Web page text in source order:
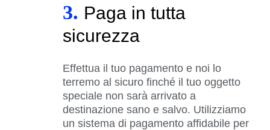
3. Paga in tutta
sicurezza
Effettua il tuo pagamento e noi lo
terremo al sicuro finché il tuo oggetto
speciale non sarà arrivato a
destinazione sano e salvo. Utilizziamo
un sistema di pagamento affidabile per